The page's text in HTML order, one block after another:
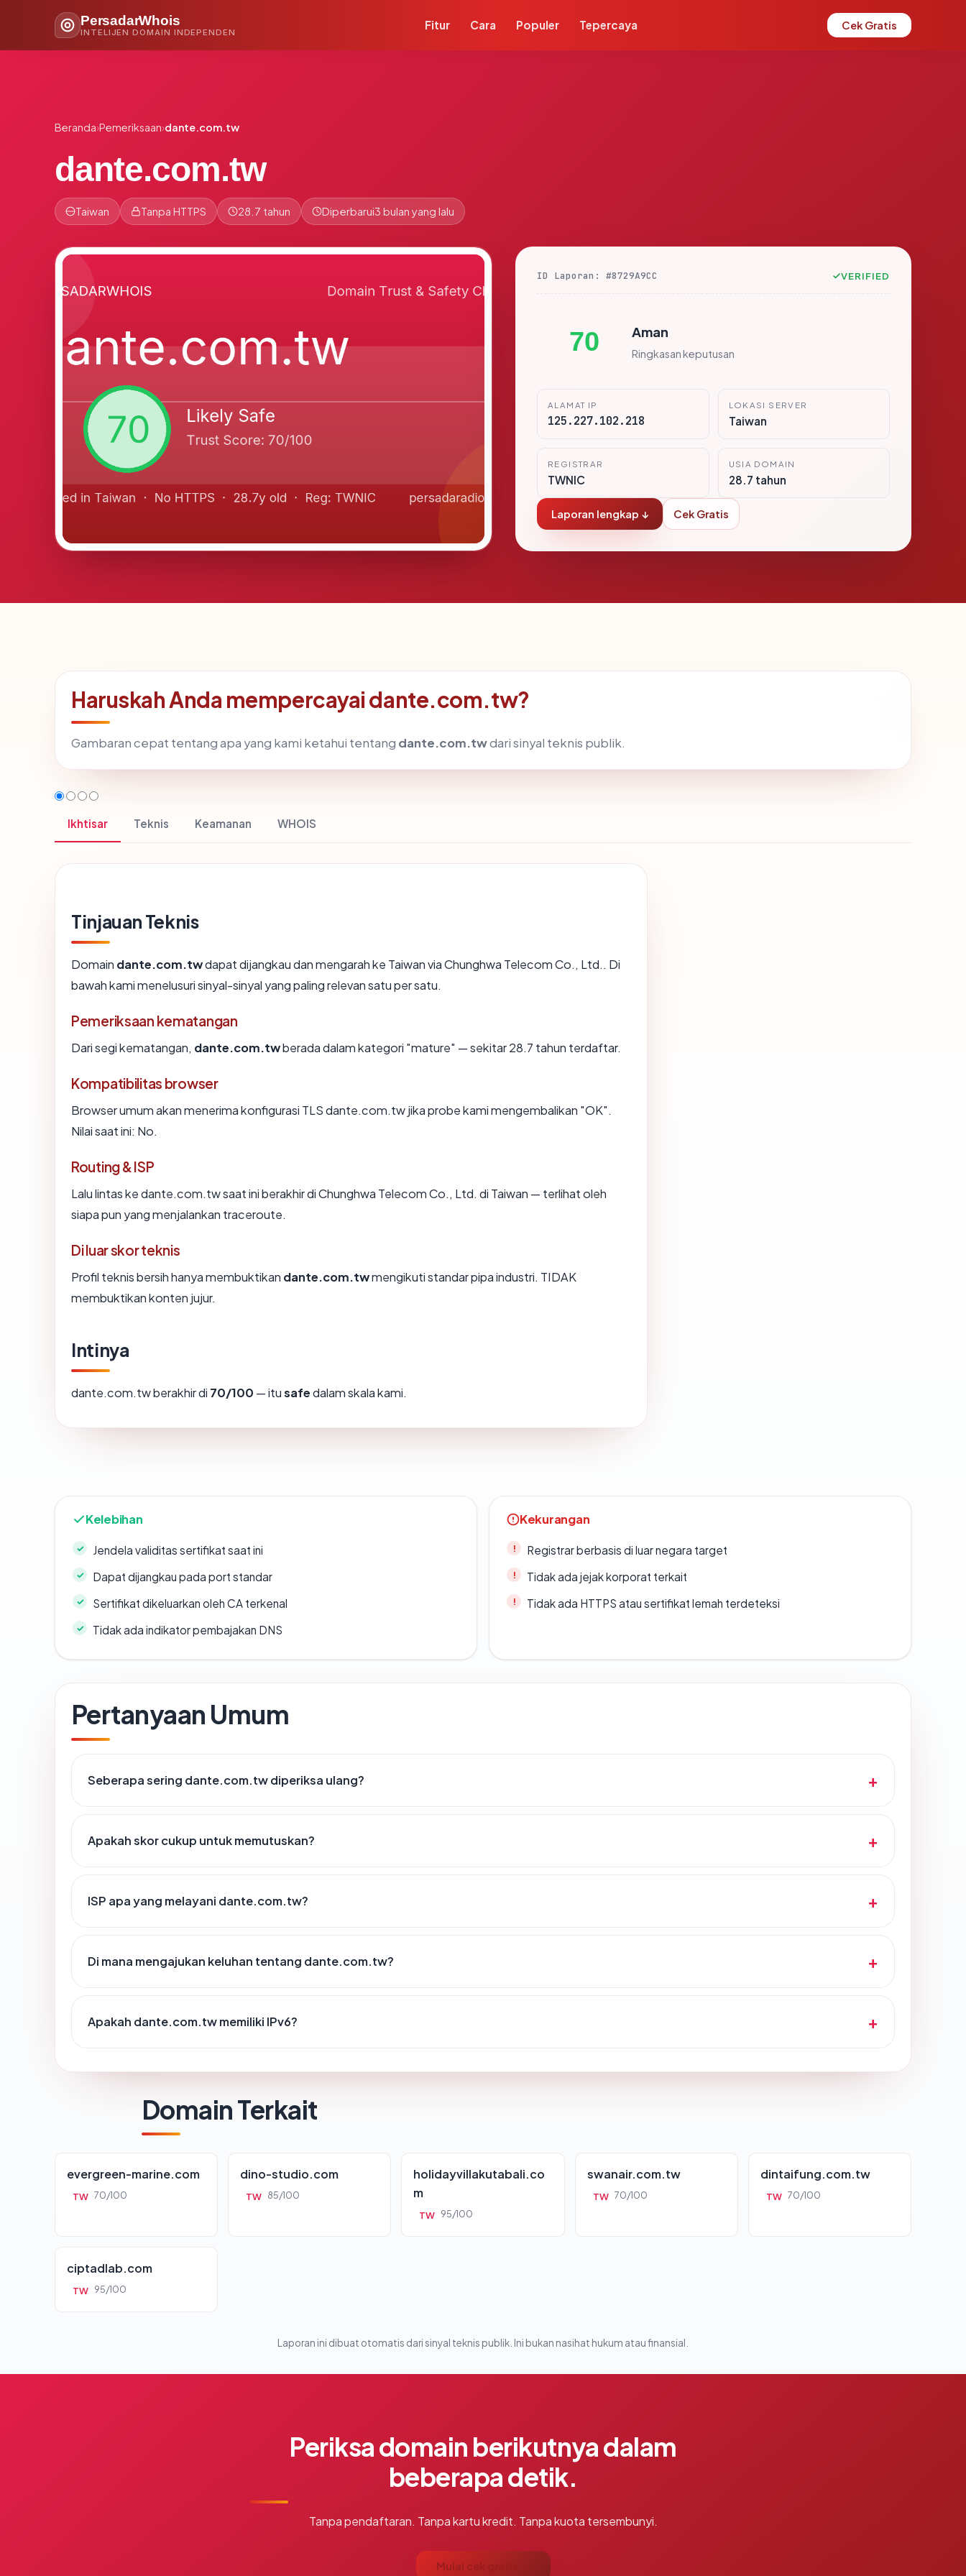
PersadarWhois
INTELIJEN DOMAIN INDEPENDEN
Fitur Cara Populer Tepercaya Cek Gratis
Beranda›Pemeriksaan›dante.com.tw
dante.com.tw
Taiwan Tanpa HTTPS 28.7 tahun Diperbarui3 bulan yang lalu
ID Laporan: #8729A9CC VERIFIED
70 Aman
Ringkasan keputusan
ALAMAT IP
125.227.102.218
LOKASI SERVER
Taiwan
REGISTRAR
TWNIC
USIA DOMAIN
28.7 tahun
Laporan lengkap ↓ Cek Gratis
Haruskah Anda mempercayai dante.com.tw?
Gambaran cepat tentang apa yang kami ketahui tentang dante.com.twdari sinyal teknis publik.
Ikhtisar Teknis Keamanan WHOIS
Tinjauan Teknis
Domain dante.com.twdapat dijangkau dan mengarah ke Taiwan via Chunghwa Telecom Co., Ltd.. Di
bawah kami menelusuri sinyal-sinyal yang paling relevan satu per satu.
Pemeriksaan kematangan
Dari segi kematangan, dante.com.twberada dalam kategori "mature" — sekitar 28.7 tahun terdaftar.
Kompatibilitas browser
Browser umum akan menerima konfigurasi TLS dante.com.tw jika probe kami mengembalikan "OK".
Nilai saat ini: No.
Routing & ISP
Lalu lintas ke dante.com.tw saat ini berakhir di Chunghwa Telecom Co., Ltd. di Taiwan — terlihat oleh
siapa pun yang menjalankan traceroute.
Di luar skor teknis
Profil teknis bersih hanya membuktikan dante.com.twmengikuti standar pipa industri. TIDAK
membuktikan konten jujur.
Intinya
dante.com.tw berakhir di 70/100 — itusafedalam skala kami.
Kelebihan
Jendela validitas sertifikat saat ini
Dapat dijangkau pada port standar
Sertifikat dikeluarkan oleh CA terkenal
Tidak ada indikator pembajakan DNS
Kekurangan
Registrar berbasis di luar negara target
Tidak ada jejak korporat terkait
Tidak ada HTTPS atau sertifikat lemah terdeteksi
Pertanyaan Umum
Seberapa sering dante.com.tw diperiksa ulang?
Apakah skor cukup untuk memutuskan?
ISP apa yang melayani dante.com.tw?
Di mana mengajukan keluhan tentang dante.com.tw?
Apakah dante.com.tw memiliki IPv6?
Domain Terkait
evergreen-marine.com
TW 70/100
dino-studio.com
TW 85/100
holidayvillakutabali.co
m
TW 95/100
swanair.com.tw
TW 70/100
dintaifung.com.tw
TW 70/100
ciptadlab.com
TW 95/100
Laporan ini dibuat otomatis dari sinyal teknis publik. Ini bukan nasihat hukum atau finansial.
Periksa domain berikutnya dalam
beberapa detik.
Tanpa pendaftaran. Tanpa kartu kredit. Tanpa kuota tersembunyi.
Mulai cek gratis →